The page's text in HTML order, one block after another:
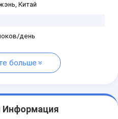
Китай
день
больше
Информация